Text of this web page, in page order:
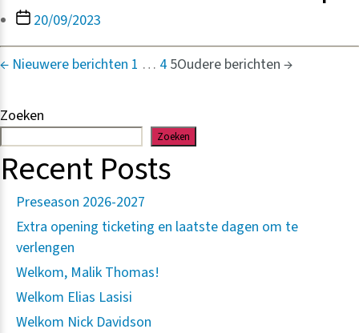
Berichtdatum
20/09/2023
Berichten
paginering
← Nieuwere berichten 1 … 4 5Oudere berichten →
Zoeken
Zoeken
Recent Posts
Preseason 2026-2027
Extra opening ticketing en laatste dagen om te
verlengen
Welkom, Malik Thomas!
Welkom Elias Lasisi
Welkom Nick Davidson